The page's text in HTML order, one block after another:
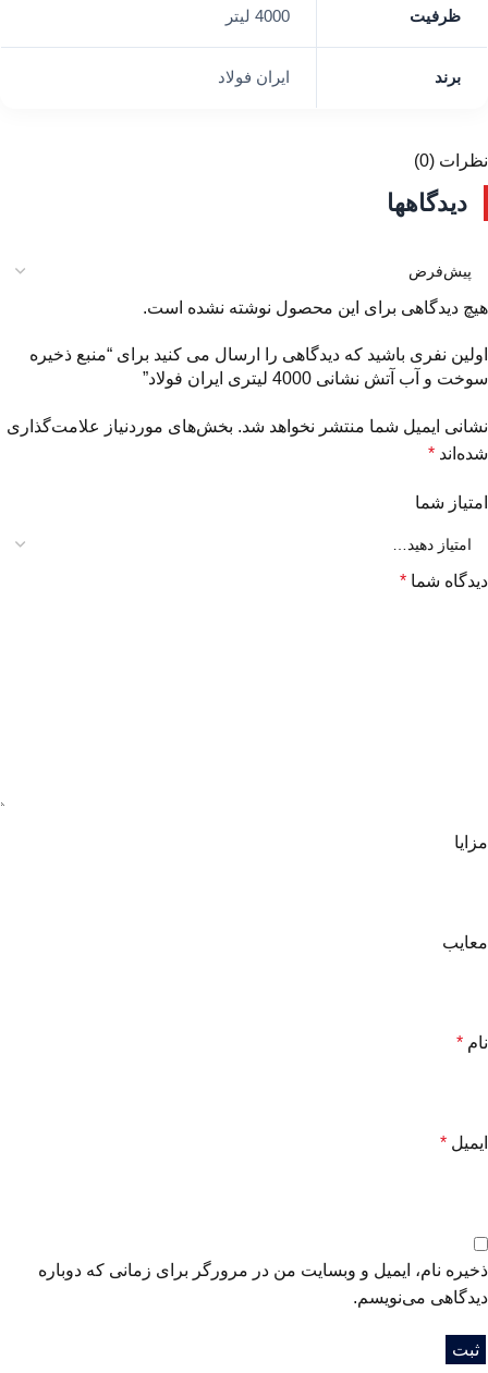
ظرفیت 4000 لیتر
برند ایران فولاد
نظرات (0)
دیدگاهها
هیچ دیدگاهی برای این محصول نوشته نشده است.
اولین نفری باشید که دیدگاهی را ارسال می کنید برای “منبع ذخیره
سوخت و آب آتش نشانی 4000 لیتری ایران فولاد”
نشانی ایمیل شما منتشر نخواهد شد. بخش‌های موردنیاز علامت‌گذاری
شده‌اند *
امتیاز شما
دیدگاه شما *
مزایا
معایب
نام *
ایمیل *
ذخیره نام، ایمیل و وبسایت من در مرورگر برای زمانی که دوباره
دیدگاهی می‌نویسم.